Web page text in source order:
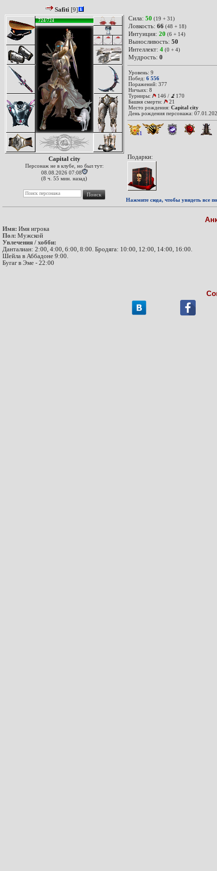
Safiti[9]
724/724
Capital city
Персонаж не в клубе, но был тут:
08.08.2026 07:08
(8 ч. 55 мин. назад)
Сила: 50 (19 + 31)
Ловкость: 66 (48 + 18)
Интуиция: 20 (6 + 14)
Выносливость: 50
Интеллект: 4 (0 + 4)
Мудрость: 0
Уровень: 9
Побед: 6 556
Поражений: 377
Ничьих: 8
Турниры:
146 /
170
Башня смерти:
21
Место рождения: Capital city
День рождения персонажа:
x1
Подарки:
Нажмите сюда, чтобы увидеть все
Имя: Имя игрока
Пол: Мужской
Увлечения / хобби:
Данталиан: 2:00, 4:00, 6:00, 8:00. Бродяга: 10:00, 12:00, 14:00, 16:00.
Шейла в Аббадоне 9:00.
Бугаг в Эме - 22:00